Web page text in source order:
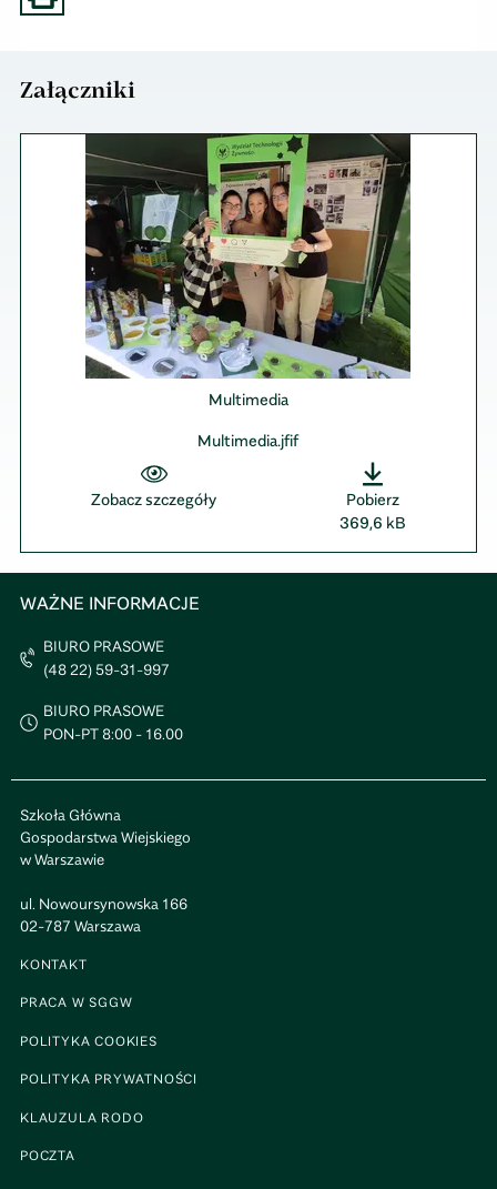
Załączniki
Multimedia
Multimedia.jfif
Zobacz szczegóły
Pobierz
369,6 kB
WAŻNE INFORMACJE
BIURO PRASOWE
(48 22) 59-31-997
BIURO PRASOWE
PON-PT 8:00 - 16.00
Szkoła Główna
Gospodarstwa Wiejskiego
w Warszawie
ul. Nowoursynowska 166
02-787 Warszawa
KONTAKT
PRACA W SGGW
POLITYKA COOKIES
POLITYKA PRYWATNOŚCI
KLAUZULA RODO
POCZTA